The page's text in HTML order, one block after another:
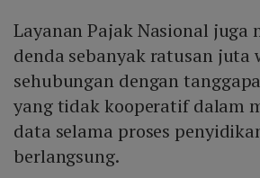
Layanan Pajak Nasional juga
denda sebanyak ratusan juta
sehubungan dengan
yang tidak kooperatif dalam
data selama proses
berlangsung.